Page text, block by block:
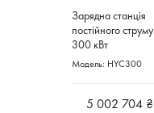
Зарядна станція
постійного струму
300 кВт
Модель: HYC300
5 002 704 ₴